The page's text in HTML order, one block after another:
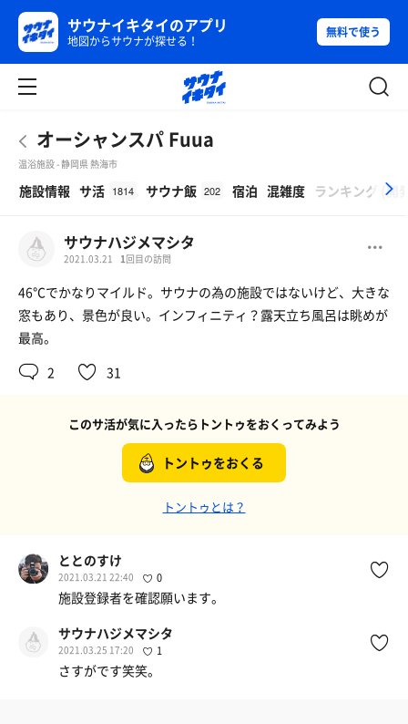
サウナイキタイのアプリ
地図からサウナが探せる！
無料で使う
オーシャンスパ Fuua
温浴施設 - 静岡県 熱海市
施設情報 サ活 1814 サウナ飯 202 宿泊 混雑度 ランキング (開
サウナハジメマシタ
2021.03.21 1 回目の訪問
46℃でかなりマイルド。サウナの為の施設ではないけど、大きな
窓もあり、景色が良い。インフィニティ？露天立ち風呂は眺めが
最高。
2
31
このサ活が気に入ったらトントゥをおくってみよう
トントゥをおくる
トントゥとは？
ととのすけ
2021.03.21 22:40 0
施設登録者を確認願います。
サウナハジメマシタ
2021.03.25 17:20 1
さすがです笑笑。